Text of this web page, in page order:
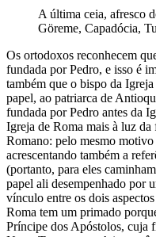
A última ceia, afresco
Göreme, Capadócia,
Os ortodoxos reconhecem
fundada por Pedro, e isso é
também que o bispo da
papel, ao patriarca de
fundada por Pedro antes da
Igreja de Roma mais à luz
Romano: pelo mesmo
acrescentando também a
(portanto, para eles
papel ali desempenhado por
vínculo entre os dois
Roma tem um primado
Príncipe dos Apóstolos, cuja